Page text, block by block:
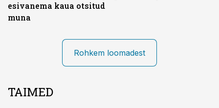
esivanema kaua otsitud
muna
Rohkem loomadest
TAIMED